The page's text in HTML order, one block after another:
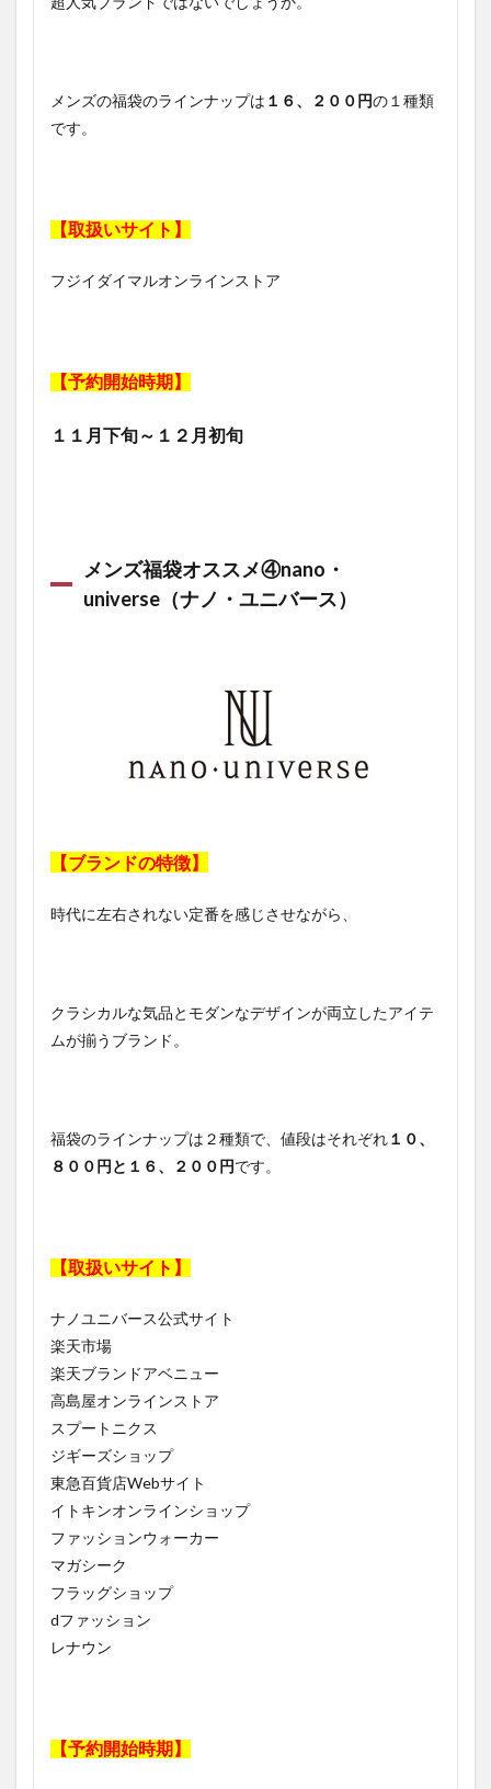
メンズの福袋のラインナップは １６、２００円の１種類
です。
【取扱いサイト】
フジイダイマルオンラインストア
【予約開始時期】
１１月下旬～１２月初旬
メンズ福袋オススメ④nano・
universe（ナノ・ユニバース）
【ブランドの特徴】
時代に左右されない定番を感じさせながら、
クラシカルな気品とモダンなデザインが両立したアイテ
ムが揃うブランド。
福袋のラインナップは２種類で、値段はそれぞれ１０、
８００円と１６、２００円です。
【取扱いサイト】
ナノユニバース公式サイト
楽天市場
楽天ブランドアベニュー
高島屋オンラインストア
スプートニクス
ジギーズショップ
東急百貨店Webサイト
イトキンオンラインショップ
ファッションウォーカー
マガシーク
フラッグショップ
dファッション
レナウン
【予約開始時期】